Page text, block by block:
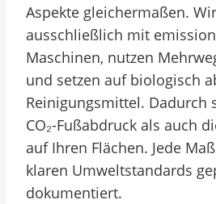
Aspekte gleichermaßen.
ausschließlich mit
Maschinen, nutzen
und setzen auf biologisch
Reinigungsmittel. Dadurch
CO₂-Fußabdruck als auch
auf Ihren Flächen. Jede
klaren Umweltstandards
dokumentiert.